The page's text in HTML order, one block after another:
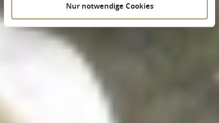
Nur notwendige Cookies